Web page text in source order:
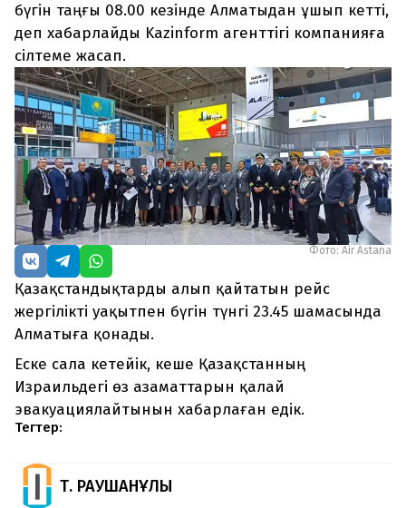
Редакциямен байланыс
+7 708 604 51 06
Жарнама бөлімі
+7 701 220 64 52
Пошта
zhasalash100@gmail.com
бүгін таңғы 08.00 кезінде Алматыдан ұшып кетті,
деп хабарлайды Kazinform агенттігі компанияға
сілтеме жасап.
Фото: Air Astana
Қазақстандықтарды алып қайтатын рейс
жергілікті уақытпен бүгін түнгі 23.45 шамасында
Алматыға қонады.
Еске сала кетейік, кеше Қазақстанның
Израильдегі өз азаматтарын қалай
эвакуациялайтынын хабарлаған едік.
Тегтер:
Т. РАУШАНҰЛЫ